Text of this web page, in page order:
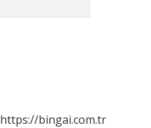
https://bingai.com.tr